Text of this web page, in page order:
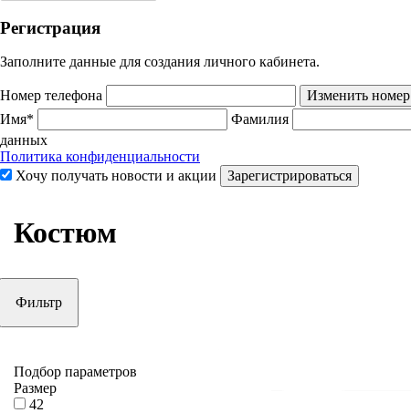
Регистрация
Заполните данные для создания личного кабинета.
Номер телефона
Изменить номер
Имя*
Фамилия
данных
Политика конфиденциальности
Хочу получать новости и акции
Зарегистрироваться
Костюм
Фильтр
Подбор параметров
Размер
42